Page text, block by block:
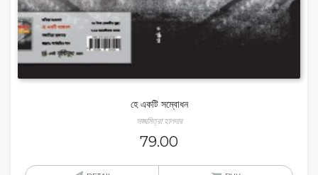
হে একটি সম্বোধন
সঙ্ঘমিত্রা হালদার
79.00